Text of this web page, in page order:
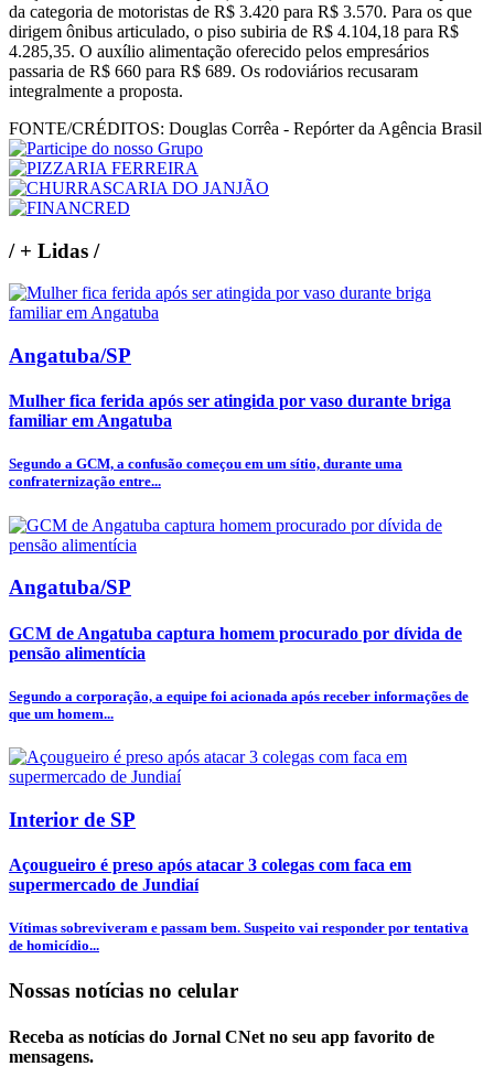
da categoria de motoristas de R$ 3.420 para R$ 3.570. Para os que
dirigem ônibus articulado, o piso subiria de R$ 4.104,18 para R$
4.285,35. O auxílio alimentação oferecido pelos empresários
passaria de R$ 660 para R$ 689. Os rodoviários recusaram
integralmente a proposta.
FONTE/CRÉDITOS: Douglas Corrêa - Repórter da Agência Brasil
/+ Lidas /
Angatuba/SP
Mulher fica ferida após ser atingida por vaso durante briga
familiar em Angatuba
Segundo a GCM, a confusão começou em um sítio, durante uma
confraternização entre...
Angatuba/SP
GCM de Angatuba captura homem procurado por dívida de
pensão alimentícia
Segundo a corporação, a equipe foi acionada após receber informações de
que um homem...
Interior de SP
Açougueiro é preso após atacar 3 colegas com faca em
supermercado de Jundiaí
Vítimas sobreviveram e passam bem. Suspeito vai responder por tentativa
de homicídio...
Nossas notícias no celular
Receba as notícias do Jornal CNet no seu app favorito de
mensagens.